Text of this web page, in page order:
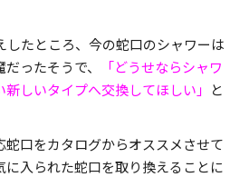
したところ、今の蛇口のシャワーは
ったそうで、
「どうせならシャワ
しいタイプへ交換してほしい」 と
蛇口をカタログからオススメさせて
入られた蛇口を取り換えることに